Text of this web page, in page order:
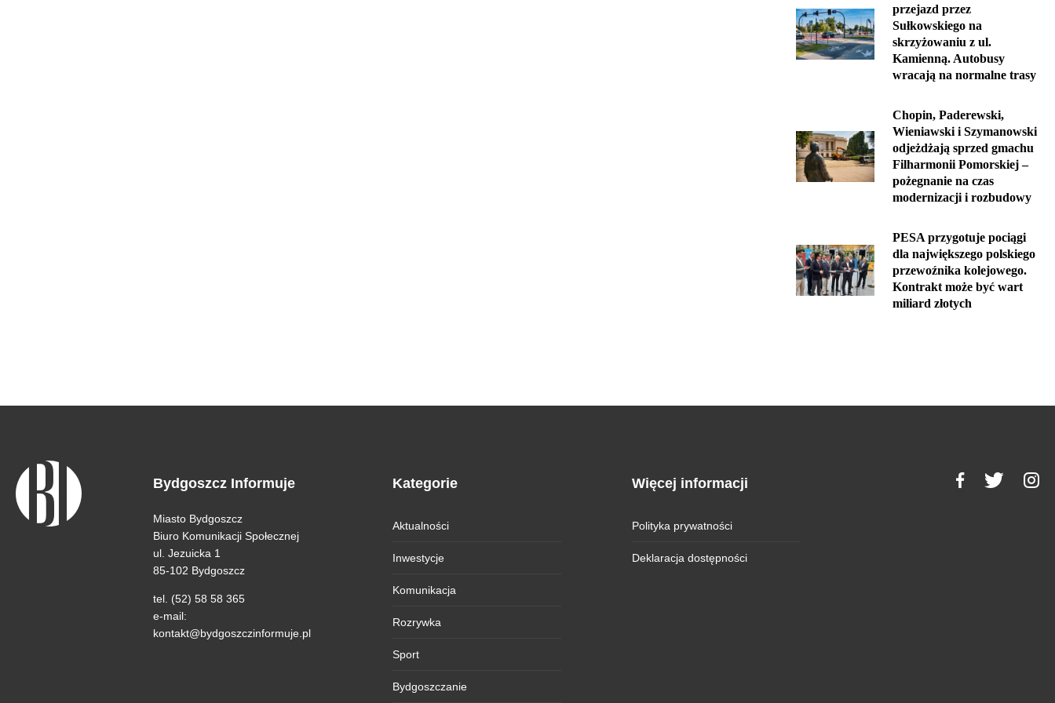
przejazd przez
Sułkowskiego na
skrzyżowaniu z ul.
Kamienną. Autobusy
wracają na normalne trasy
Chopin, Paderewski,
Wieniawski i Szymanowski
odjeżdżają sprzed gmachu
Filharmonii Pomorskiej –
pożegnanie na czas
modernizacji i rozbudowy
PESA przygotuje pociągi
dla największego polskiego
przewoźnika kolejowego.
Kontrakt może być wart
miliard złotych
Bydgoszcz Informuje
Miasto Bydgoszcz
Biuro Komunikacji Społecznej
ul. Jezuicka 1
85-102 Bydgoszcz
tel. (52) 58 58 365
e-mail:
kontakt@bydgoszczinformuje.pl
Kategorie
Aktualności
Inwestycje
Komunikacja
Rozrywka
Sport
Bydgoszczanie
Więcej informacji
Polityka prywatności
Deklaracja dostępności